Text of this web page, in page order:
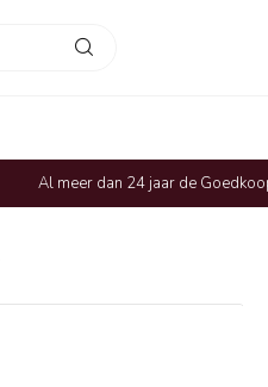
Al meer dan 24 jaar de